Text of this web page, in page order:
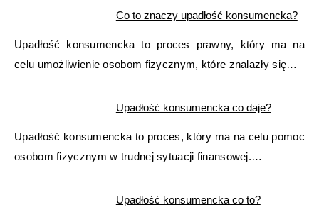
Co to znaczy upadłość konsumencka?
Upadłość konsumencka to proces prawny, który ma na
celu umożliwienie osobom fizycznym, które znalazły się…
Upadłość konsumencka co daje?
Upadłość konsumencka to proces, który ma na celu pomoc
osobom fizycznym w trudnej sytuacji finansowej.…
Upadłość konsumencka co to?